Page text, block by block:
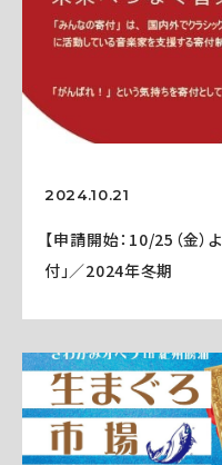
2024.10.21
【申請開始：10/25（金
付」／2024年冬期